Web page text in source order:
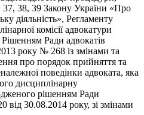
37, 38, 39 Закону України «Про
діяльність», Регламенту
комісії адвокатури
Ради адвокатів
року № 268 із змінами та
про порядок прийняття та
поведінки адвоката, яка
дисциплінарну
рішенням Ради
від 30.08.2014 року, зі змінами